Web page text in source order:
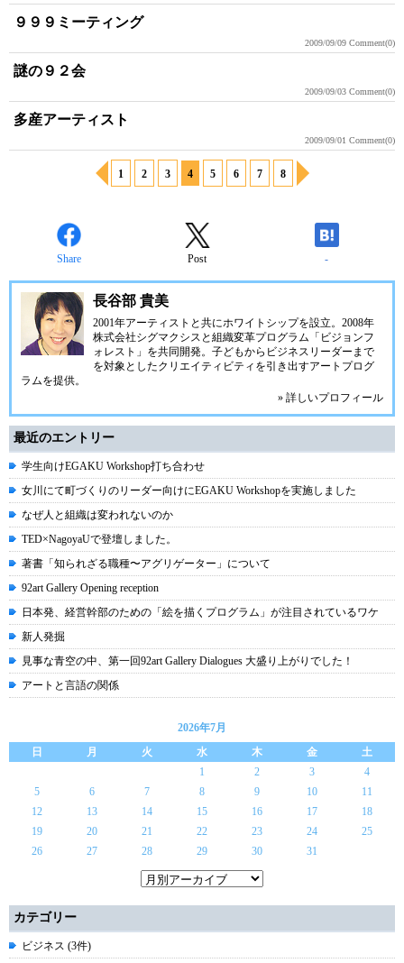
９９９ミーティング
2009/09/09 Comment(0)
謎の９２会
2009/09/03 Comment(0)
多産アーティスト
2009/09/01 Comment(0)
1 2 3 4 5 6 7 8
Share Post -
長谷部 貴美
2001年アーティストと共にホワイトシップを設立。2008年
株式会社シグマクシスと組織変革プログラム「ビジョンフ
ォレスト」を共同開発。子どもからビジネスリーダーまで
を対象としたクリエイティビティを引き出すアートプログ
ラムを提供。
» 詳しいプロフィール
最近のエントリー
学生向けEGAKU Workshop打ち合わせ
女川にて町づくりのリーダー向けにEGAKU Workshopを実施しました
なぜ人と組織は変われないのか
TED×NagoyaUで登壇しました。
著書「知られざる職種〜アグリゲーター」について
92art Gallery Opening reception
日本発、経営幹部のための「絵を描くプログラム」が注目されているワケ
新人発掘
見事な青空の中、第一回92art Gallery Dialogues 大盛り上がりでした！
アートと言語の関係
2026年7月
日
月 火 水 木 金
土
1
2 3
4
5
6 7 8 9 10
11
12
13 14 15 16 17
18
19
20 21 22 23 24
25
26
27 28 29 30 31
カテゴリー
ビジネス (3件)